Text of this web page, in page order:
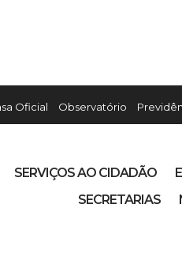
Oficial Observatório
SERVIÇOS AO CIDADÃO
SECRETARIAS